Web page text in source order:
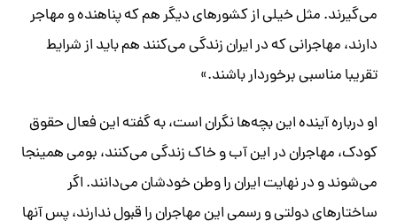
می‌گیرند. مثل خیلی از کشورهای دیگر هم که پناهنده و مهاجر
دارند، مهاجرانی که در ایران زندگی می‌کنند هم باید از شرایط
تقریبا مناسبی برخوردار باشند.»
او درباره آینده این بچه‌ها نگران است، به گفته این فعال حقوق
کودک، مهاجران در این آب و خاک زندگی می‌کنند، بومی همینجا
می‌شوند و در نهایت ایران را وطن خودشان می‌دانند. اگر
ساختارهای دولتی و رسمی این مهاجران را قبول ندارند، پس آنها